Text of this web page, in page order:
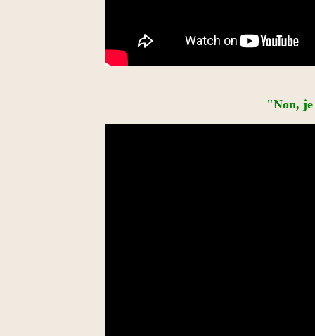
"Non,